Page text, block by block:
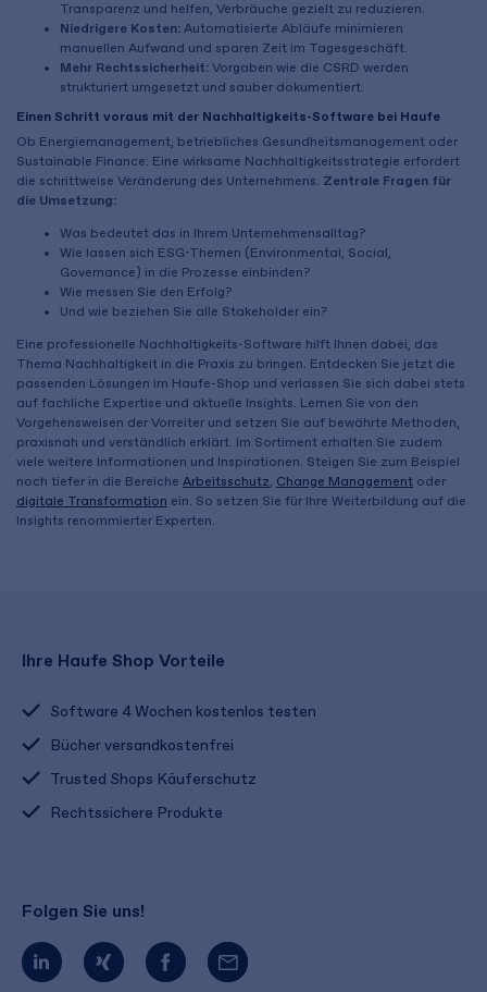
Transparenz und helfen, Verbräuche gezielt zu reduzieren.
Niedrigere Kosten: Automatisierte Abläufe minimieren
manuellen Aufwand und sparen Zeit im Tagesgeschäft.
Mehr Rechtssicherheit: Vorgaben wie die CSRD werden
strukturiert umgesetzt und sauber dokumentiert.
Einen Schritt voraus mit der Nachhaltigkeits-Software bei Haufe
Ob Energiemanagement, betriebliches Gesundheitsmanagement oder
Sustainable Finance: Eine wirksame Nachhaltigkeitsstrategie erfordert
die schrittweise Veränderung des Unternehmens. Zentrale Fragen für
die Umsetzung:
Was bedeutet das in Ihrem Unternehmensalltag?
Wie lassen sich ESG-Themen (Environmental, Social,
Governance) in die Prozesse einbinden?
Wie messen Sie den Erfolg?
Und wie beziehen Sie alle Stakeholder ein?
Eine professionelle Nachhaltigkeits-Software hilft Ihnen dabei, das
Thema Nachhaltigkeit in die Praxis zu bringen. Entdecken Sie jetzt die
passenden Lösungen im Haufe-Shop und verlassen Sie sich dabei stets
auf fachliche Expertise und aktuelle Insights. Lernen Sie von den
Vorgehensweisen der Vorreiter und setzen Sie auf bewährte Methoden,
praxisnah und verständlich erklärt. Im Sortiment erhalten Sie zudem
viele weitere Informationen und Inspirationen. Steigen Sie zum Beispiel
noch tiefer in die Bereiche Arbeitsschutz, Change Management oder
digitale Transformation ein. So setzen Sie für Ihre Weiterbildung auf die
Insights renommierter Experten.
Ihre Haufe Shop Vorteile
Software 4 Wochen kostenlos testen
Bücher versandkostenfrei
Trusted Shops Käuferschutz
Rechtssichere Produkte
Folgen Sie uns!